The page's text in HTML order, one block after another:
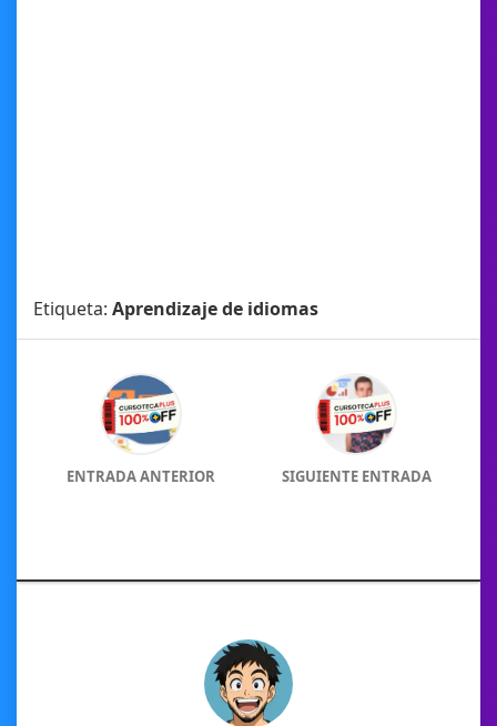
Etiqueta: Aprendizaje de idiomas
ENTRADA ANTERIOR SIGUIENTE ENTRADA